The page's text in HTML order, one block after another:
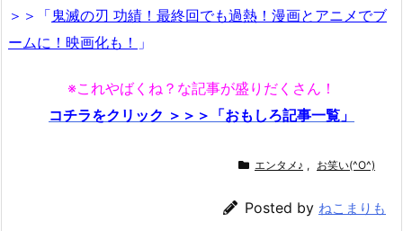
＞＞「鬼滅の刃 功績！最終回でも過熱！漫画とアニメでブ
ームに！映画化も！ 」
※これやばくね？な記事が盛りだくさん！
コチラをクリック ＞＞＞「おもしろ記事一覧」
エンタメ♪ , お笑い(^O^)
Posted by ねこまりも